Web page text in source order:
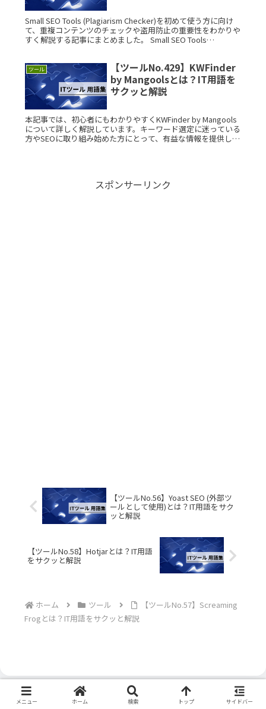
Small SEO Tools (Plagiarism Checker)を初めて使う方に向け
て、重複コンテンツのチェックや盗用防止の重要性をわかりや
すく解説する記事にまとめました。 Small SEO Tools
ツール
【ツールNo.429】KWFinder
by Mangoolsとは？IT用語を
サクッと解説
本記事では、初心者にもわかりやすくKWFinder by Mangools
について詳しく解説しています。キーワード選定に迷っている
方やSEOに取り組み始めた方にとって、有益な情報を提供しま
スポンサーリンク
【ツールNo.56】Yoast SEO (外部ツ
ールとして使用)とは？IT用語をサク
ッと解説
【ツールNo.58】Hotjarとは？IT用語
をサクッと解説
ホーム ツール
【ツールNo.57】Screaming
Frogとは？IT用語をサクッと解説
メニュー ホーム 検索 トップ サイドバー